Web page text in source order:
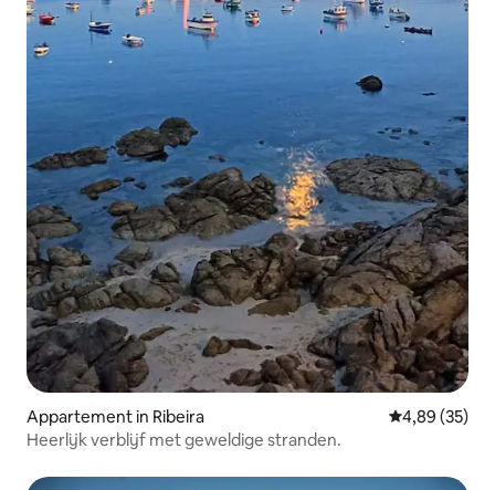
Appartement in Ribeira Gemiddelde
4,89 (35)
Heerlijk verblijf met geweldige stranden.